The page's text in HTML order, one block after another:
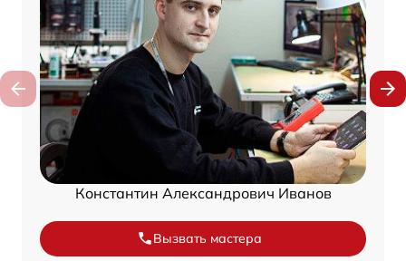
Константин Александрович Иванов
Вызвать мастера